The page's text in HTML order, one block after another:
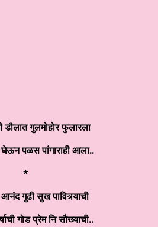
डौलात गुलमोहोर फुलारला
पळस पांगाराही आला..
*
गुढी सुख पावित्र्याची
गोड प्रेम नि सौख्याची..